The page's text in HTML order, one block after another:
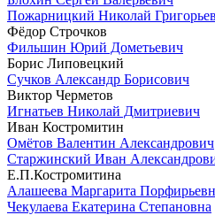
Пожарницкий Николай
Фёдор Строчков
Фильшин Юрий Дометьевич
Борис Липовецкий
Сучков Александр Борисович
Виктор Черметов
Игнатьев Николай Дмитриевич
Иван Костромитин
Омётов Валентин Александрович
Старжинский Иван
Е.П.Костромитина
Алашеева Маргарита
Чекулаева Екатерина Степановна